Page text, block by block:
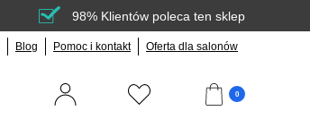
98% Klientów poleca ten sklep
Blog Pomoc i kontakt Oferta dla salonów
0